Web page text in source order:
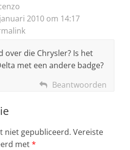
2010 om 14:17
over die Chrysler? Is het
met een andere badge?
Beantwoorden
niet gepubliceerd. Vereiste
met*